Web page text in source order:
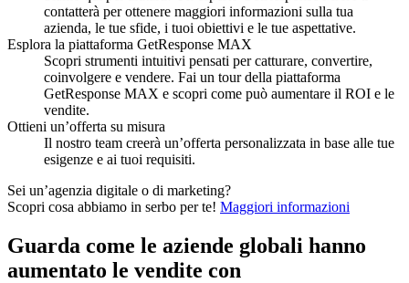
contatterà per ottenere maggiori informazioni sulla tua
azienda, le tue sfide, i tuoi obiettivi e le tue aspettative.
Esplora la piattaforma GetResponse MAX
Scopri strumenti intuitivi pensati per catturare, convertire,
coinvolgere e vendere. Fai un tour della piattaforma
GetResponse MAX e scopri come può aumentare il ROI e le
vendite.
Ottieni un’offerta su misura
Il nostro team creerà un’offerta personalizzata in base alle tue
esigenze e ai tuoi requisiti.
Sei un’agenzia digitale o di marketing?
Scopri cosa abbiamo in serbo per te! Maggiori informazioni
Guarda come le aziende globali hanno
aumentato le vendite con